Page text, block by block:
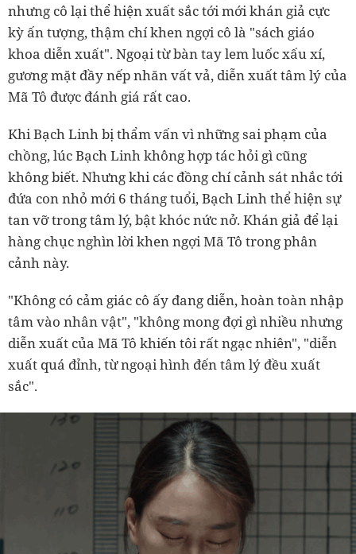
nhưng cô lại thể hiện xuất sắc tới mới khán giả cực
kỳ ấn tượng, thậm chí khen ngợi cô là "sách giáo
khoa diễn xuất". Ngoại từ bàn tay lem luốc xấu xí,
gương mặt đầy nếp nhăn vất vả, diễn xuất tâm lý của
Mã Tô được đánh giá rất cao.
Khi Bạch Linh bị thẩm vấn vì những sai phạm của
chồng, lúc Bạch Linh không hợp tác hỏi gì cũng
không biết. Nhưng khi các đồng chí cảnh sát nhắc tới
đứa con nhỏ mới 6 tháng tuổi, Bạch Linh thể hiện sự
tan vỡ trong tâm lý, bật khóc nức nở. Khán giả để lại
hàng chục nghìn lời khen ngợi Mã Tô trong phân
cảnh này.
"Không có cảm giác cô ấy đang diễn, hoàn toàn nhập
tâm vào nhân vật", "không mong đợi gì nhiều nhưng
diễn xuất của Mã Tô khiến tôi rất ngạc nhiên", "diễn
xuất quá đỉnh, từ ngoại hình đến tâm lý đều xuất
sắc".